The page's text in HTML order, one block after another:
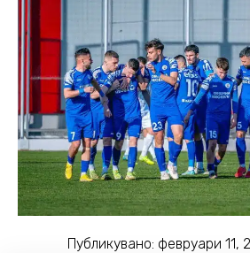
Публикувано: февруари 11,